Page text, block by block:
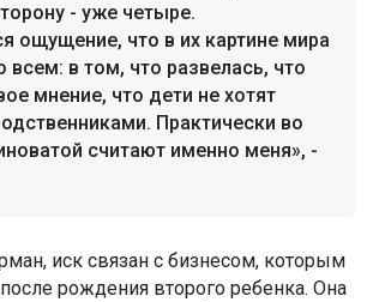
- уже четыре.
ощущение, что в их картине мира
всем: в том, что развелась, что
мнение, что дети не хотят
Практически во
считают именно меня», -
иск связан с бизнесом, которым
рождения второго ребенка. Она